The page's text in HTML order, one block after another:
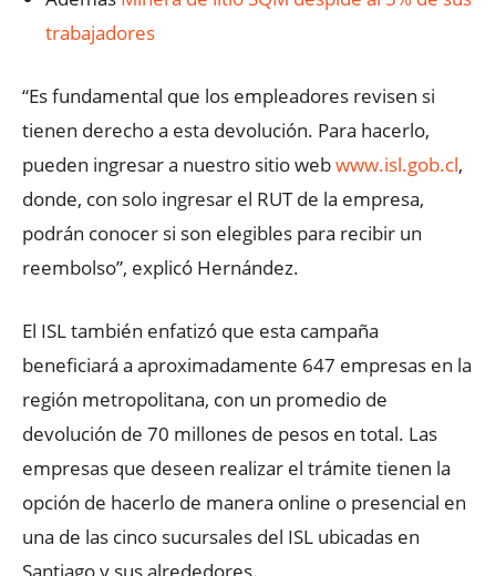
trabajadores
“Es fundamental que los empleadores revisen si
tienen derecho a esta devolución. Para hacerlo,
pueden ingresar a nuestro sitio webwww.isl.gob.cl,
donde, con solo ingresar el RUT de la empresa,
podrán conocer si son elegibles para recibir un
reembolso”, explicó Hernández.
El ISL también enfatizó que esta campaña
beneficiará a aproximadamente 647 empresas en la
región metropolitana, con un promedio de
devolución de 70 millones de pesos en total. Las
empresas que deseen realizar el trámite tienen la
opción de hacerlo de manera online o presencial en
una de las cinco sucursales del ISL ubicadas en